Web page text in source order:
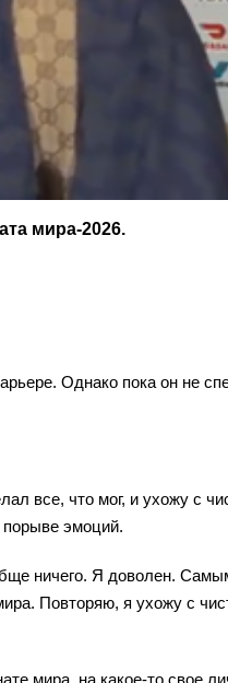
мира-2026.
Однако пока он не
все, что мог, и ухожу с
эмоций.
ничего. Я доволен.
Повторяю, я ухожу с
мира, на какое-то свое